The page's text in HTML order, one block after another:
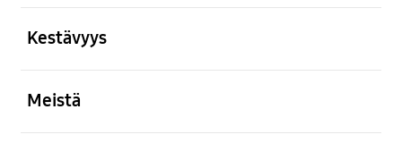
Kestävyys
Meistä